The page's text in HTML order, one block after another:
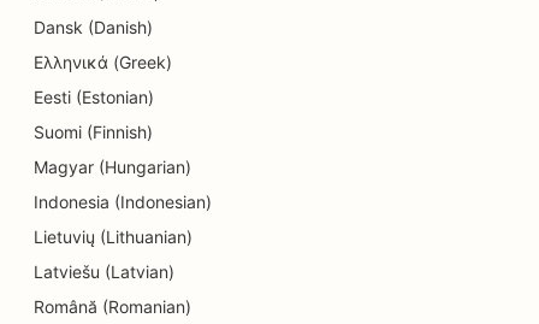
SEO sausoms valykloms
SEO elektronikos parduotuvėms
SEO inžinerijos įmonėms
SEO endodontologams
SEO pramogoms ir poilsiui
Etninių restoranų EO
Dansk (Danish)
Ελληνικά (Greek)
Eesti (Estonian)
Suomi (Finnish)
Magyar (Hungarian)
Indonesia (Indonesian)
Lietuvių (Lithuanian)
Latviešu (Latvian)
Română (Romanian)